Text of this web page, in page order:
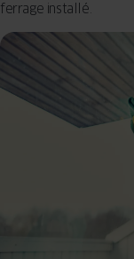
ferrage installé.